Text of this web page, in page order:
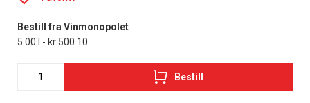
Bestill fra Vinmonopolet
5.00 l - kr 500.10
Bestill